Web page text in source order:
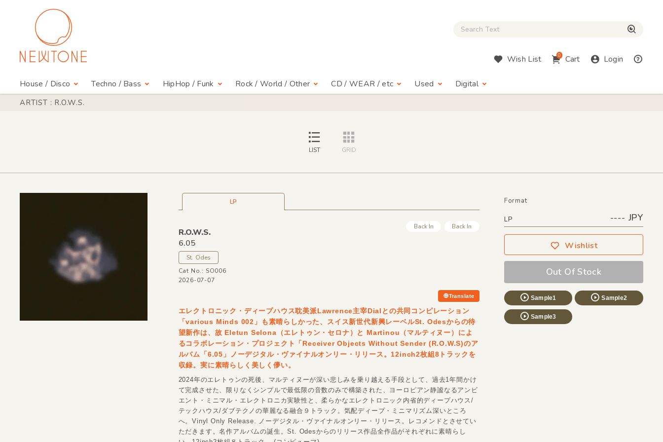
Close Search box
Wish List 0 Cart Login
House / Disco Techno / Bass HipHop / Funk Rock / World / Other CD / WEAR / etc Used Digital
ARTIST : R.O.W.S.
LIST GRID
LP
Back In Back In
R.O.W.S.
6.05
St. Odes
Cat No.: SO006
2026-07-07
Translate
Format
LP ---- JPY
Wishlist
Out Of Stock
Sample1 Sample2
Sample3
エレクトロニック・ディープハウス耽美派Lawrence主宰Dialとの共同コンピレーション
「various Minds 002」も素晴らしかった、スイス新世代新興レーベルSt. Odesからの待
望新作は、故 Eletun Selona（エレトゥン・セロナ）と Martinou（マルティヌー）によ
るコラボレーション・プロジェクト「Receiver Objects Without Sender (R.O.W.S)のア
ルバム「6.05」ノーデジタル・ヴァイナルオンリー・リリース。12inch2枚組8トラックを
収録。実に素晴らしく美しく儚い。
2024年のエレトゥンの死後、マルティヌーが深い悲しみを乗り越える手段として、過去1年間かけ
て完成させた、限りなくシンプルで最低限の音数のみで構築された、ヨーロピアン静謐なるアンビ
エント・ミニマル・エレクトロニカ実験性と、柔らかなエレクトロニック内省的ディープハウス/
テックハウス/ダブテクノの華麗なる融合９トラック。気配ディープ・ミニマリズム深いところ
へ。Vinyl Only Release. ノーデジタル・ヴァイナルオンリー・リリース。レコメンドとさせてい
ただきます。名作アルバムの誕生。St. Odesからのリリース作品全作品がそれぞれに素晴らし